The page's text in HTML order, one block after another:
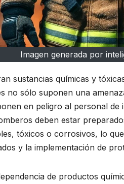
Imagen generada por
sustancias químicas y
no sólo suponen una
en peligro al personal
deben estar
tóxicos o corrosivos, lo
y la implementación de
de productos